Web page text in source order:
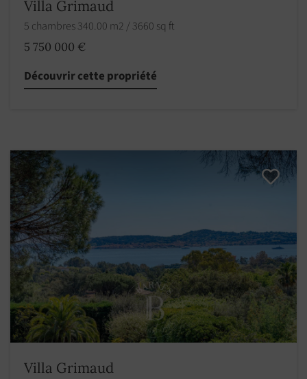
Villa Grimaud
5 chambres 340.00 m2 / 3660 sq ft
5 750 000 €
Découvrir cette propriété
Villa Grimaud